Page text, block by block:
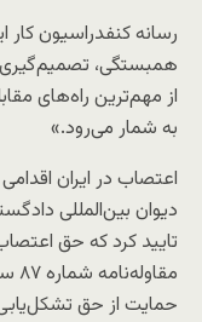
رسانه کنفدراسیون
همبستگی،
از مهم‌ترین راه‌های
به شمار می‌رود.»
اعتصاب در ایران
تایید کرد که حق
حمایت از حق تشکل‌یابی